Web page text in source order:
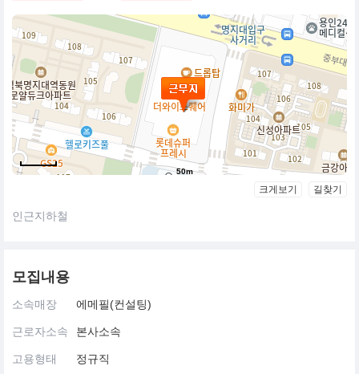
50m
크게보기 길찾기
인근지하철
모집내용
소속매장 에메필(컨설팅)
근로자소속 본사소속
고용형태 정규직